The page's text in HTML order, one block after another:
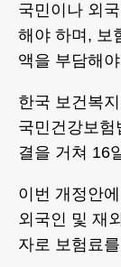
국민이나 외
해야 하며, 보
액을 부담해
한국 보건복
국민건강보험
결을 거쳐 16
이번 개정안
외국인 및 재
자로 보험료